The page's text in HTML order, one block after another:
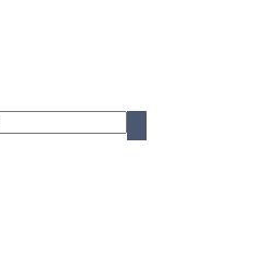
suchst?